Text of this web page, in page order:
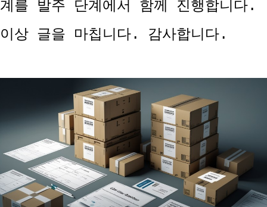
계를 발주 단계에서 함께 진행합니다.
이상 글을 마칩니다. 감사합니다.